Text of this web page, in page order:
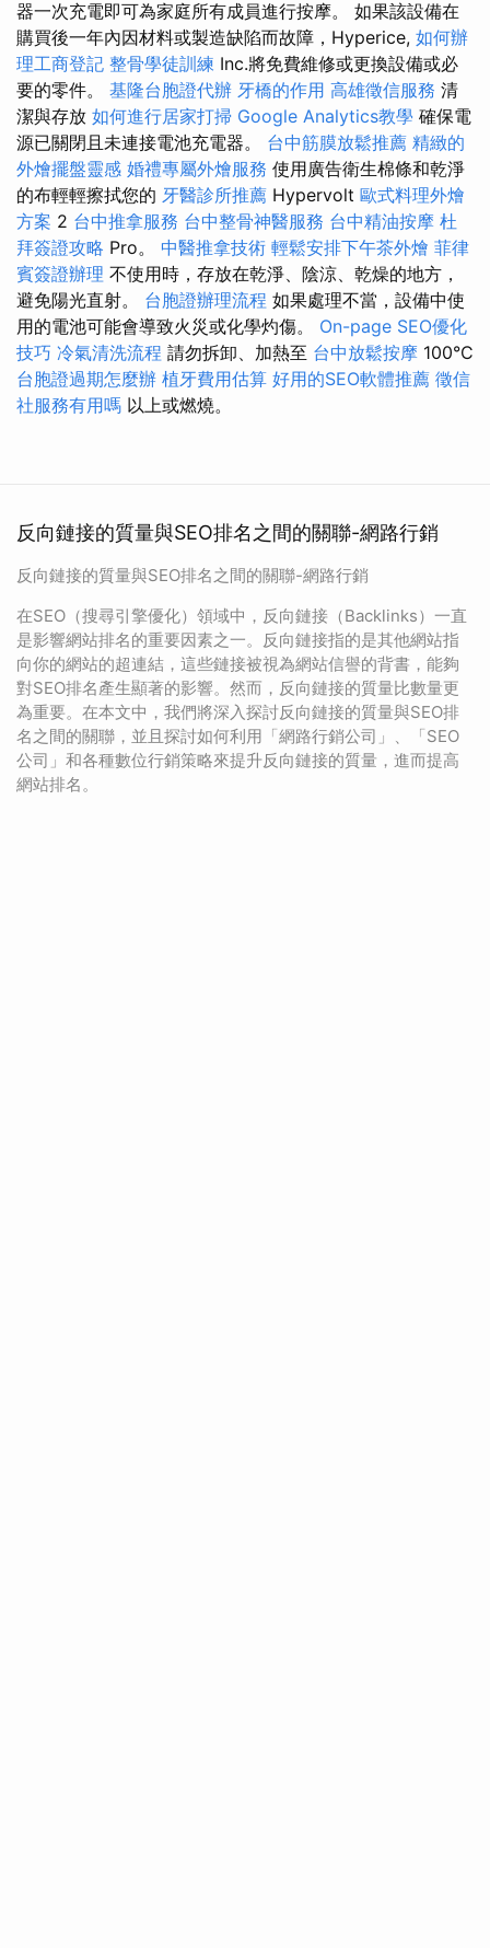
器一次充電即可為家庭所有成員進行按摩。 如果該設備在
購買後一年內因材料或製造缺陷而故障，Hyperice, 如何辦
理工商登記 整骨學徒訓練 Inc.將免費維修或更換設備或必
要的零件。 基隆台胞證代辦 牙橋的作用 高雄徵信服務 清
潔與存放 如何進行居家打掃 Google Analytics教學 確保電
源已關閉且未連接電池充電器。 台中筋膜放鬆推薦 精緻的
外燴擺盤靈感 婚禮專屬外燴服務 使用廣告衛生棉條和乾淨
的布輕輕擦拭您的 牙醫診所推薦 Hypervolt 歐式料理外燴
方案 2 台中推拿服務 台中整骨神醫服務 台中精油按摩 杜
拜簽證攻略 Pro。 中醫推拿技術 輕鬆安排下午茶外燴 菲律
賓簽證辦理 不使用時，存放在乾淨、陰涼、乾燥的地方，
避免陽光直射。 台胞證辦理流程 如果處理不當，設備中使
用的電池可能會導致火災或化學灼傷。 On-page SEO優化
技巧 冷氣清洗流程 請勿拆卸、加熱至 台中放鬆按摩 100°C
台胞證過期怎麼辦 植牙費用估算 好用的SEO軟體推薦 徵信
社服務有用嗎 以上或燃燒。
反向鏈接的質量與SEO排名之間的關聯-網路行銷
反向鏈接的質量與SEO排名之間的關聯-網路行銷
在SEO（搜尋引擎優化）領域中，反向鏈接（Backlinks）一直
是影響網站排名的重要因素之一。反向鏈接指的是其他網站指
向你的網站的超連結，這些鏈接被視為網站信譽的背書，能夠
對SEO排名產生顯著的影響。然而，反向鏈接的質量比數量更
為重要。在本文中，我們將深入探討反向鏈接的質量與SEO排
名之間的關聯，並且探討如何利用「網路行銷公司」、「SEO
公司」和各種數位行銷策略來提升反向鏈接的質量，進而提高
網站排名。